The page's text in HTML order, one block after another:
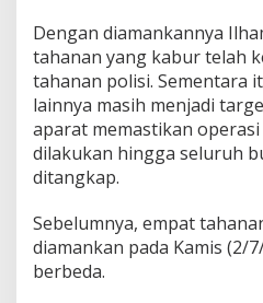
Dengan diamankannya
tahanan yang kabur telah
tahanan polisi. Sementara
lainnya masih menjadi
aparat memastikan
dilakukan hingga seluruh
ditangkap.
Sebelumnya, empat
diamankan pada Kamis (2/
berbeda.